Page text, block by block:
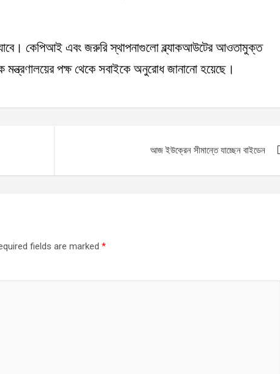
কেপিআই এবং জরুরি স্থাপনাগুলো ব্ল্যাকআউটের আওতামুক্ত
মন্ত্রণালয়ের পক্ষ থেকে সবাইকে অনুরোধ জানানো হয়েছে।
আজ ইউক্রেন সীমান্তে যাচ্ছেন বাইডেন
fields are marked *